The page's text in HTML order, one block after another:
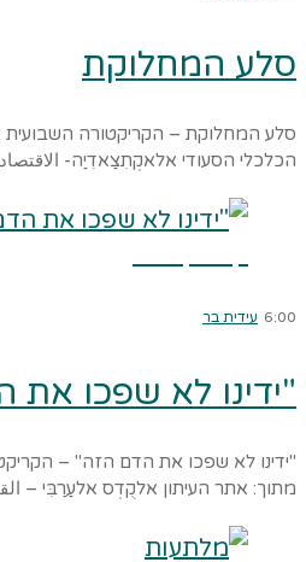
סלע המחלוקת
סלע המחלוקת – הקריקטורה השבועית
הכלכלי הסעודי אלאקְתִצַאדִיַה-
6:00 עידית בר
"ידינו לא שפכו
"ידינו לא שפכו את הדם הזה" –
מתוך: אתר העיתון אלקֻדְס אלעַרַבִּי –